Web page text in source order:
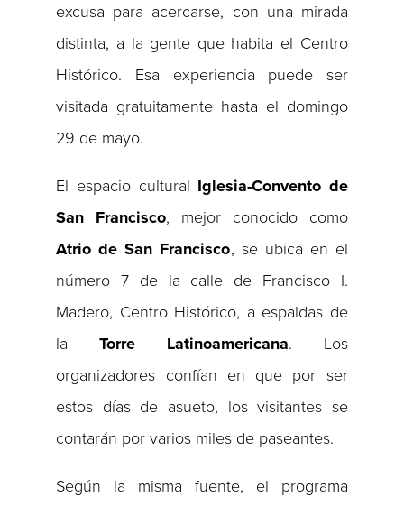
excusa para acercarse, con una mirada
distinta, a la gente que habita el Centro
Histórico. Esa experiencia puede ser
visitada gratuitamente hasta el domingo
29 de mayo.
El espacio cultural Iglesia-Convento de
San Francisco, mejor conocido como
Atrio de San Francisco, se ubica en el
número 7 de la calle de Francisco I.
Madero, Centro Histórico, a espaldas de
laTorre Latinoamericana. Los
organizadores confían en que por ser
estos días de asueto, los visitantes se
contarán por varios miles de paseantes.
Según la misma fuente, el programa